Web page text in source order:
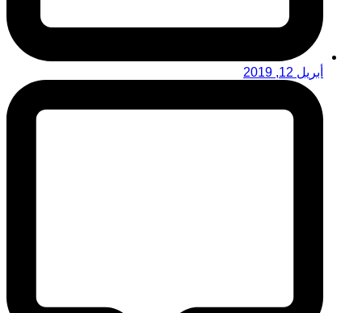
أبريل 12, 2019